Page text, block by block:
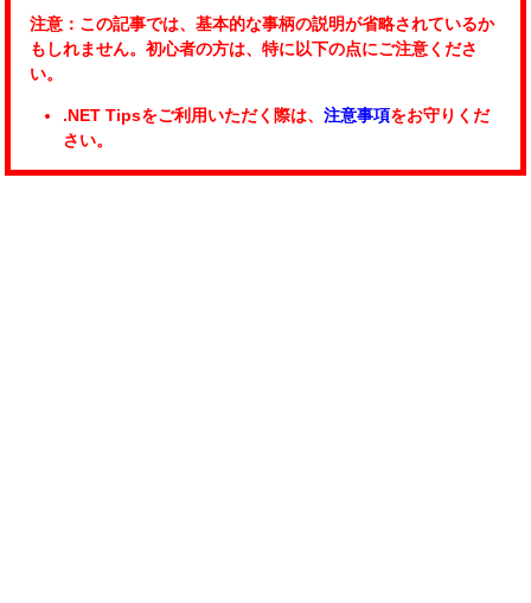
注意：この記事では、基本的な事柄の説明が省略されているか
もしれません。初心者の方は、特に以下の点にご注意くださ
い。
.NET Tipsをご利用いただく際は、 注意事項をお守りくだ
さい。